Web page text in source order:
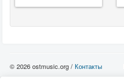
© 2026 ostmusic.org / Контакты